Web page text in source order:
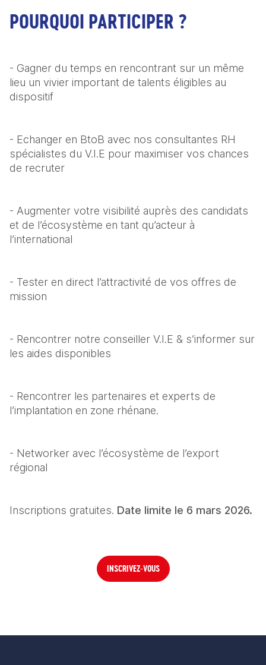
POURQUOI PARTICIPER ?
- Gagner du temps en rencontrant sur un même
lieu un vivier important de talents éligibles au
dispositif
- Echanger en BtoB avec nos consultantes RH
spécialistes du V.I.E pour maximiser vos chances
de recruter
- Augmenter votre visibilité auprès des candidats
et de l’écosystème en tant qu’acteur à
l’international
- Tester en direct l’attractivité de vos offres de
mission
- Rencontrer notre conseiller V.I.E & s’informer sur
les aides disponibles
- Rencontrer les partenaires et experts de
l’implantation en zone rhénane.
- Networker avec l’écosystème de l’export
régional
Inscriptions gratuites. Date limite le 6 mars 2026.
INSCRIVEZ-VOUS